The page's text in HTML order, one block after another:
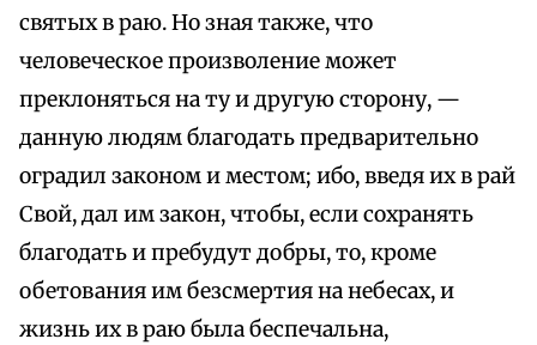
святых в раю. Но зная также, что
человеческое произволение может
преклоняться на ту и другую сторону, —
данную людям благодать предварительно
оградил законом и местом; ибо, введя их в рай
Свой, дал им закон, чтобы, если сохранять
благодать и пребудут добры, то, кроме
обетования им безсмертия на небесах, и
жизнь их в раю была беспечальна,